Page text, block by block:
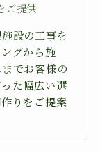
ご提供
設の工事を
グから施
でお客様の
た幅広い選
りをご提案